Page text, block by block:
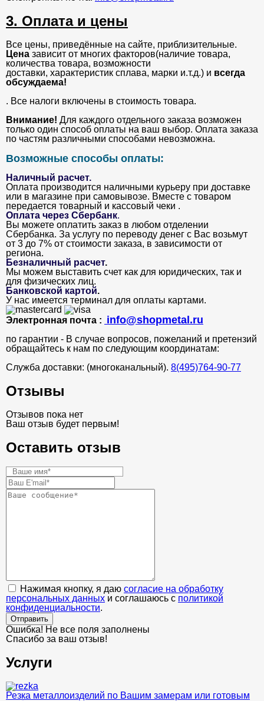
3. Оплата и цены
Все цены, приведённые на сайте, приблизительные.
Цена зависит от многих факторов(наличие товара,
количества товара, возможности
доставки, характеристик сплава, марки и.т.д.) и всегда
обсуждаема!
. Все налоги включены в стоимость товара.
Внимание! Для каждого отдельного заказа возможен
только один способ оплаты на ваш выбор. Оплата заказа
по частям различными способами невозможна.
Возможные способы оплаты:
Наличный расчет.
Оплата производится наличными курьеру при доставке
или в магазине при самовывозе. Вместе с товаром
передается товарный и кассовый чеки .
Оплата через Сбербанк.
Вы можете оплатить заказ в любом отделении
Сбербанка. За услугу по переводу денег с Вас возьмут
от 3 до 7% от стоимости заказа, в зависимости от
региона.
Безналичный расчет.
Мы можем выставить счет как для юридических, так и
для физических лиц.
Банковской картой.
У нас имеется терминал для оплаты картами.
Электронная почта : info@shopmetal.ru
по гарантии - В случае вопросов, пожеланий и претензий
обращайтесь к нам по следующим координатам:
Служба доставки: (многоканальный). 8(495)764-90-77
Отзывы
Отзывов пока нет
Ваш отзыв будет первым!
Оставить отзыв
Нажимая кнопку, я даю согласие на обработку
персональных данных и соглашаюсь с политикой
конфиденциальности.
Отправить
Ошибка! Не все поля заполнены
Спасибо за ваш отзыв!
Услуги
Резка металлоизделий по Вашим замерам или готовым